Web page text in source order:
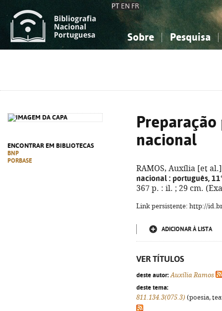
PT EN FR
Sobre Pesquisa
ENCONTRAR EM BIBLIOTECAS
BNP
PORBASE
nacional
RAMOS, Auxília [et
nacional : português,
367 p. : il. ; 29 cm.
Link persistente: http://
ADICIONAR À LISTA
VER TÍTULOS
deste autor: Auxília Ramos
deste tema:
811.134.3(075.3) (poesia,